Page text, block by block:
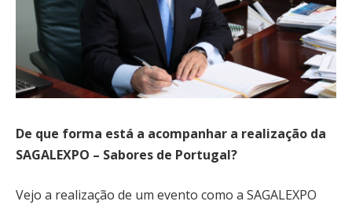
De que forma está a acompanhar a realização da
SAGALEXPO – Sabores de Portugal?
Vejo a realização de um evento como a SAGALEXPO